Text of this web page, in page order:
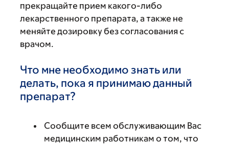
прекращайте прием какого-либо
лекарственного препарата, а также не
меняйте дозировку без согласования с
врачом.
Что мне необходимо знать или
делать, пока я принимаю данный
препарат?
Сообщите всем обслуживающим Вас
медицинским работникам о том, что